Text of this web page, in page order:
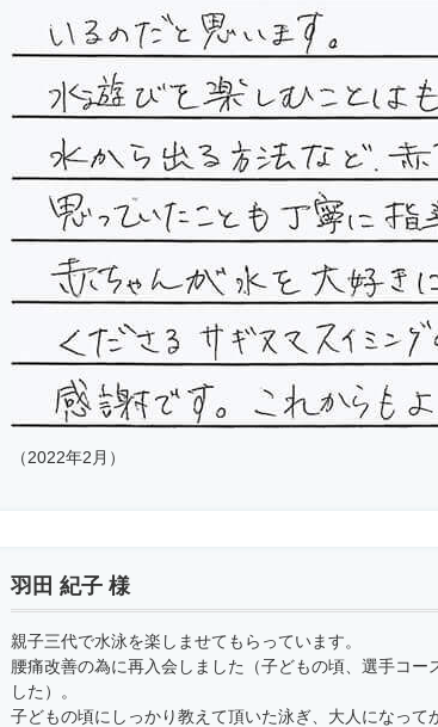
（2022年2月）
羽田 紀子 様
親子三代で水泳を楽しませてもらっています。
腰痛改善の為に再入会しました（子どもの頃、選手コー
した）。
子どもの頃にしっかり教えて頂いた泳ぎ、大人になって